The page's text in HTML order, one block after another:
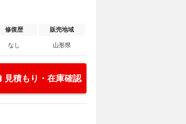
修復歴 販売地域
なし 山形県
見積もり・在庫確認